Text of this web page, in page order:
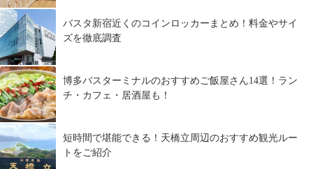
バスタ新宿近くのコインロッカーまとめ！料金やサイ
ズを徹底調査
博多バスターミナルのおすすめご飯屋さん14選！ラン
チ・カフェ・居酒屋も！
短時間で堪能できる！天橋立周辺のおすすめ観光ルー
トをご紹介